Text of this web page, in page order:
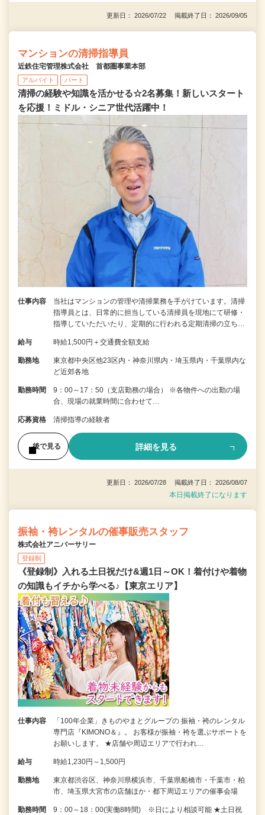
更新日： 2026/07/22 掲載終了日： 2026/09/05
マンションの清掃指導員
近鉄住宅管理株式会社 首都圏事業本部
アルバイト パート
清掃の経験や知識を活かせる☆2名募集！新しいスタート
を応援！ミドル・シニア世代活躍中！
仕事内容
当社はマンションの管理や清掃業務を手がけています。清掃
指導員とは、日常的に担当している清掃員を現地にて研修・
指導していただいたり、定期的に行われる定期清掃の立ち…
給与 時給1,500円＋交通費全額支給
勤務地
東京都中央区他23区内・神奈川県内・埼玉県内・千葉県内な
ど近郊各地
勤務時間
9：00～17：50（支店勤務の場合） ※各物件への出勤の場
合、現場の就業時間に合わせて…
応募資格 清掃指導の経験者
後で見る 詳細を見る
更新日： 2026/07/28 掲載終了日： 2026/08/07
本日掲載終了になります
振袖・袴レンタルの催事販売スタッフ
株式会社アニバーサリー
登録制
《登録制》入れる土日祝だけ&週1日～OK！着付けや着物
の知識もイチから学べる♪【東京エリア】
仕事内容
「100年企業」きものやまとグループの 振袖・袴のレンタル
専門店『KIMONO＆』。 お客様が振袖・袴を選ぶサポートを
お願いします。 ★店舗や周辺エリアで行われ…
給与 時給1,230円～1,500円
勤務地
東京都渋谷区、神奈川県横浜市、千葉県船橋市・千葉市・柏
市、埼玉県大宮市の店舗ほか・都下周辺エリアの催事会場
勤務時間
9：00～18：00(実働8時間) ※日により相談可能 ★土日祝